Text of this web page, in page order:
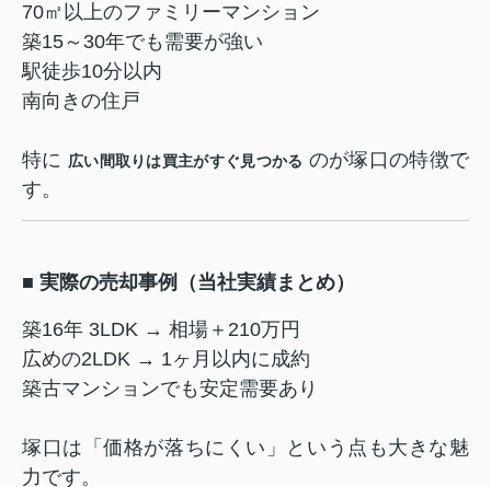
70㎡以上のファミリーマンション
築15～30年でも需要が強い
駅徒歩10分以内
南向きの住戸
特に 広い間取りは買主がすぐ見つかる のが塚口の特徴で
す。
■ 実際の売却事例（当社実績まとめ）
築16年 3LDK → 相場＋210万円
広めの2LDK → 1ヶ月以内に成約
築古マンションでも安定需要あり
塚口は「価格が落ちにくい」という点も大きな魅
力です。